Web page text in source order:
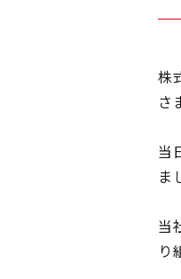
株
さ
当
ま
当
り